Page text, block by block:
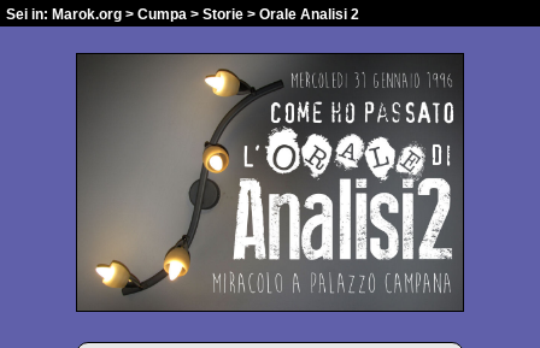
Sei in: Marok.org > Cumpa > Storie > Orale Analisi 2